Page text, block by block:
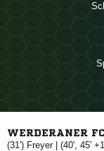
WERDERANER
(31') | (40', 45'